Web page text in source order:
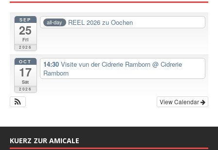
SEP
25
Fri
2026
all-day REEL 2026 zu Oochen
OCT
17
Sat
2026
14:30 Visite vun der Cidrerie Ramborn @ Cidrerie
Ramborn
View Calendar
KUERZ ZUR AMICALE